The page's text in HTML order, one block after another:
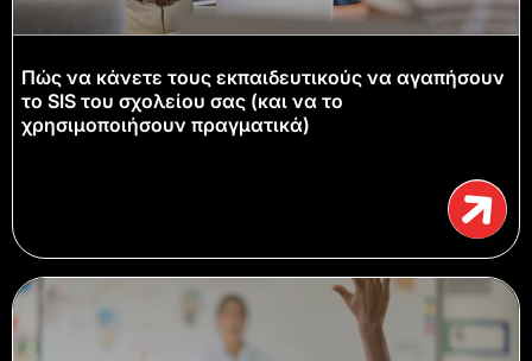
Πώς να κάνετε τους εκπαιδευτικούς να αγαπήσουν
το SIS του σχολείου σας (και να το
χρησιμοποιήσουν πραγματικά)